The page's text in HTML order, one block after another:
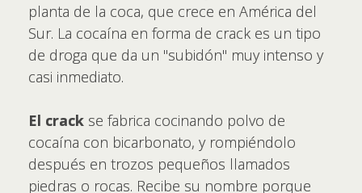
planta de la coca, que crece en América del
Sur. La cocaína en forma de crack es un tipo
de droga que da un "subidón" muy intenso y
casi inmediato.
El crack se fabrica cocinando polvo de
cocaína con bicarbonato, y rompiéndolo
después en trozos pequeños llamados
piedras o rocas. Recibe su nombre porque